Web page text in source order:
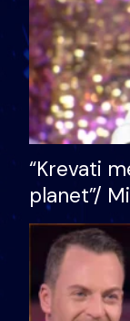
“Krevati
planet”/
bukura në
mungojë